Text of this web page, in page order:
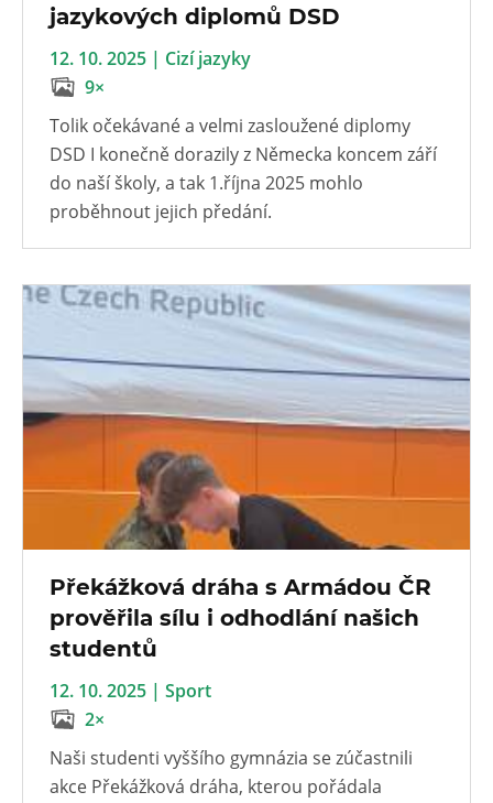
jazykových diplomů DSD
12. 10. 2025 | Cizí jazyky
9×
Tolik očekávané a velmi zasloužené diplomy
DSD I konečně dorazily z Německa koncem září
do naší školy, a tak 1.října 2025 mohlo
proběhnout jejich předání.
Překážková dráha s Armádou ČR
prověřila sílu i odhodlání našich
studentů
12. 10. 2025 | Sport
2×
Naši studenti vyššího gymnázia se zúčastnili
akce Překážková dráha, kterou pořádala